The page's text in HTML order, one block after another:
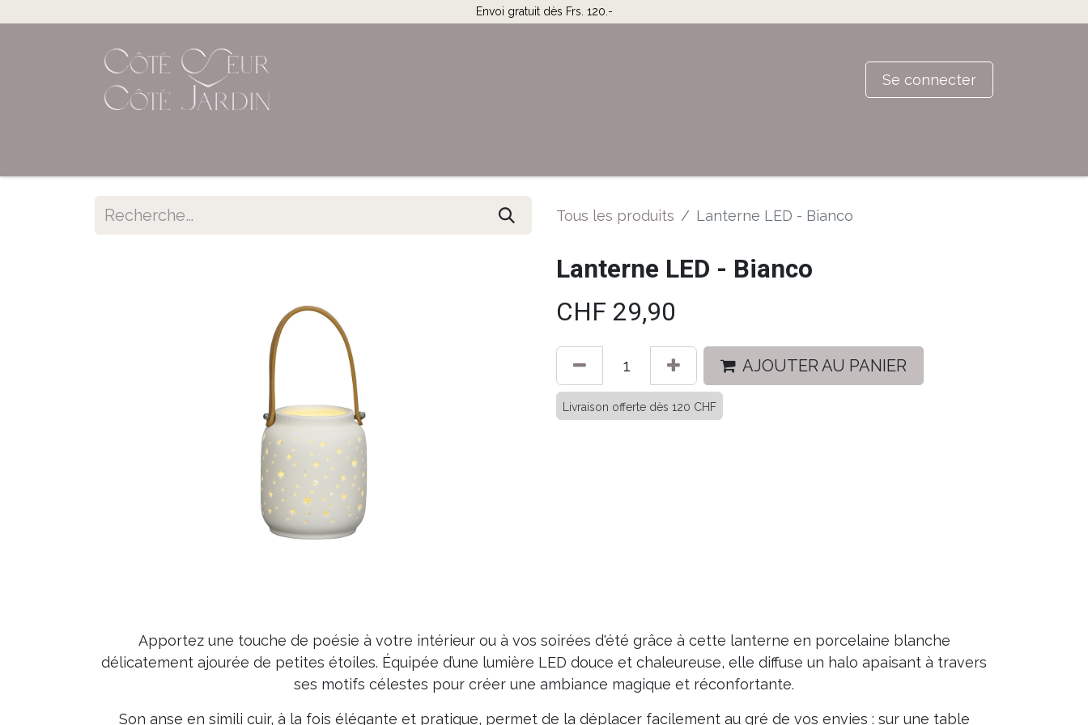
Envoi gratuit dès Frs. 120.-
Se connecter
Tous les produits Lanterne LED - Bianco
Lanterne LED - Bianco
CHF 29,90
AJOUTER AU PANIER
Livraison offerte dès 120 CHF
Apportez une touche de poésie à votre intérieur ou à vos soirées d'été grâce à cette lanterne en porcelaine blanche
délicatement ajourée de petites étoiles. Équipée d’une lumière LED douce et chaleureuse, elle diffuse un halo apaisant à travers
ses motifs célestes pour créer une ambiance magique et réconfortante.
Son anse en simili cuir, à la fois élégante et pratique, permet de la déplacer facilement au gré de vos envies : sur une table